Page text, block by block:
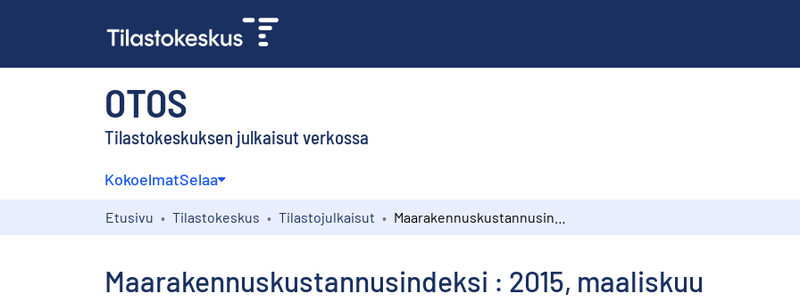
OTOS
Tilastokeskuksen julkaisut verkossa
KokoelmatSelaa
Etusivu Tilastokeskus Tilastojulkaisut
Maarakennuskustannusindeksi : 2015, maaliskuu